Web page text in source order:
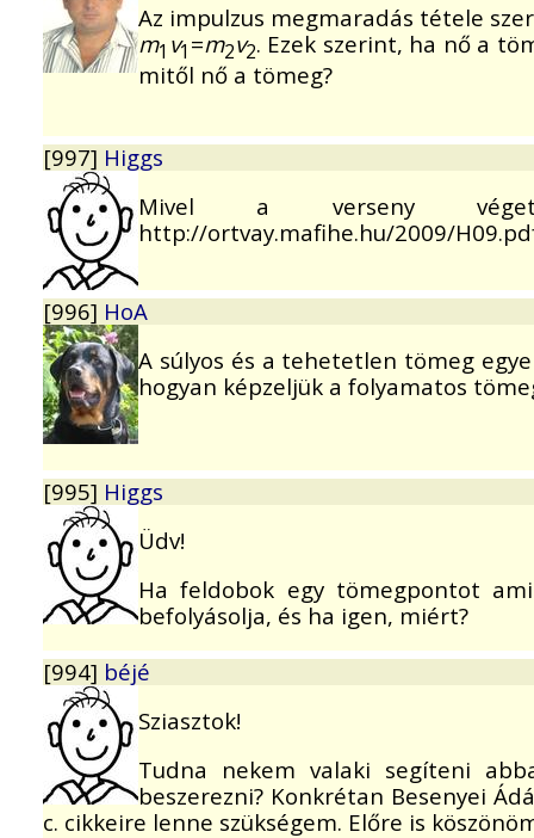
Az impulzus megmaradás tétele
m1 v1 =m2v2. Ezek szerint, ha nő a
mitől nő a tömeg?
[997] Higgs
Mivel a verseny
http://ortvay.mafihe.hu/2009/
[996] HoA
A súlyos és a tehetetlen tömeg
hogyan képzeljük a folyamatos
[995] Higgs
Üdv!
Ha feldobok egy tömegpontot
befolyásolja, és ha igen, miért?
[994] béjé
Sziasztok!
Tudna nekem valaki segíteni
beszerezni? Konkrétan Besenyei
c. cikkeire lenne szükségem. Előre is